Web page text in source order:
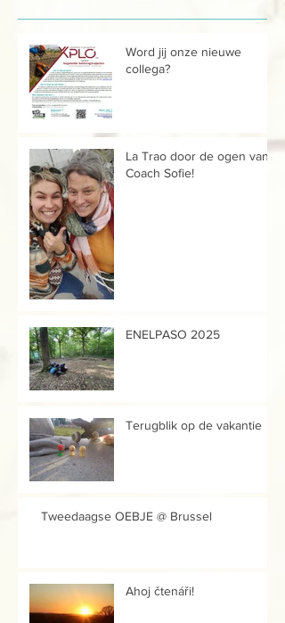
Word jij onze nieuwe
collega?
La Trao door de ogen van...
Coach Sofie!
ENELPASO 2025
Terugblik op de vakantie
Tweedaagse OEBJE @ Brussel
Ahoj čtenáři!